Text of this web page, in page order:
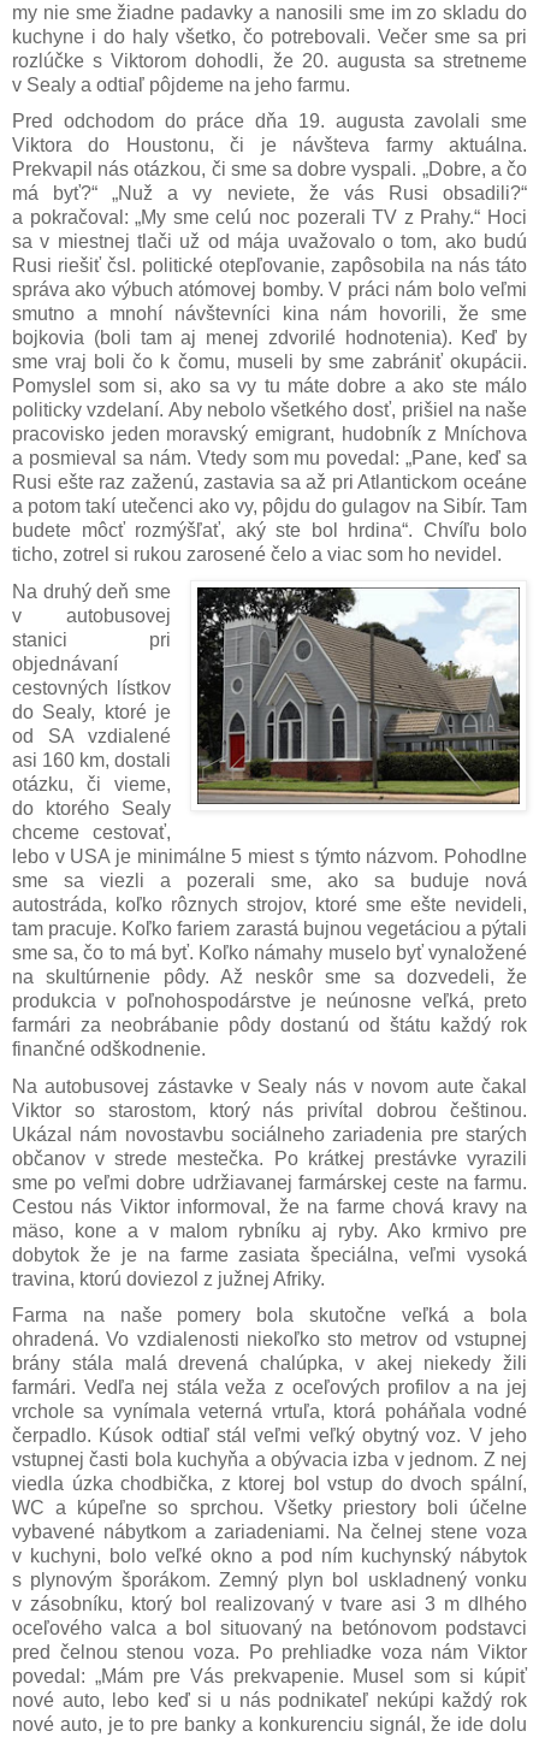
my nie sme žiadne padavky a nanosili sme im zo skladu do
kuchyne i do haly všetko, čo potrebovali. Večer sme sa pri
rozlúčke s Viktorom dohodli, že 20. augusta sa stretneme
v Sealy a odtiaľ pôjdeme na jeho farmu.
Pred odchodom do práce dňa 19. augusta zavolali sme
Viktora do Houstonu, či je návšteva farmy aktuálna.
Prekvapil nás otázkou, či sme sa dobre vyspali. „Dobre, a čo
má byť?“ „Nuž a vy neviete, že vás Rusi obsadili?“
a pokračoval: „My sme celú noc pozerali TV z Prahy.“ Hoci
sa v miestnej tlači už od mája uvažovalo o tom, ako budú
Rusi riešiť čsl. politické otepľovanie, zapôsobila na nás táto
správa ako výbuch atómovej bomby. V práci nám bolo veľmi
smutno a mnohí návštevníci kina nám hovorili, že sme
bojkovia (boli tam aj menej zdvorilé hodnotenia). Keď by
sme vraj boli čo k čomu, museli by sme zabrániť okupácii.
Pomyslel som si, ako sa vy tu máte dobre a ako ste málo
politicky vzdelaní. Aby nebolo všetkého dosť, prišiel na naše
pracovisko jeden moravský emigrant, hudobník z Mníchova
a posmieval sa nám. Vtedy som mu povedal: „Pane, keď sa
Rusi ešte raz zaženú, zastavia sa až pri Atlantickom oceáne
a potom takí utečenci ako vy, pôjdu do gulagov na Sibír. Tam
budete môcť rozmýšľať, aký ste bol hrdina“. Chvíľu bolo
ticho, zotrel si rukou zarosené čelo a viac som ho nevidel.
Na druhý deň sme
v autobusovej
stanici pri
objednávaní
cestovných lístkov
do Sealy, ktoré je
od SA vzdialené
asi 160 km, dostali
otázku, či vieme,
do ktorého Sealy
chceme cestovať,
lebo v USA je minimálne 5 miest s týmto názvom. Pohodlne
sme sa viezli a pozerali sme, ako sa buduje nová
autostráda, koľko rôznych strojov, ktoré sme ešte nevideli,
tam pracuje. Koľko fariem zarastá bujnou vegetáciou a pýtali
sme sa, čo to má byť. Koľko námahy muselo byť vynaložené
na skultúrnenie pôdy. Až neskôr sme sa dozvedeli, že
produkcia v poľnohospodárstve je neúnosne veľká, preto
farmári za neobrábanie pôdy dostanú od štátu každý rok
finančné odškodnenie.
Na autobusovej zástavke v Sealy nás v novom aute čakal
Viktor so starostom, ktorý nás privítal dobrou češtinou.
Ukázal nám novostavbu sociálneho zariadenia pre starých
občanov v strede mestečka. Po krátkej prestávke vyrazili
sme po veľmi dobre udržiavanej farmárskej ceste na farmu.
Cestou nás Viktor informoval, že na farme chová kravy na
mäso, kone a v malom rybníku aj ryby. Ako krmivo pre
dobytok že je na farme zasiata špeciálna, veľmi vysoká
travina, ktorú doviezol z južnej Afriky.
Farma na naše pomery bola skutočne veľká a bola
ohradená. Vo vzdialenosti niekoľko sto metrov od vstupnej
brány stála malá drevená chalúpka, v akej niekedy žili
farmári. Vedľa nej stála veža z oceľových profilov a na jej
vrchole sa vynímala veterná vrtuľa, ktorá poháňala vodné
čerpadlo. Kúsok odtiaľ stál veľmi veľký obytný voz. V jeho
vstupnej časti bola kuchyňa a obývacia izba v jednom. Z nej
viedla úzka chodbička, z ktorej bol vstup do dvoch spální,
WC a kúpeľne so sprchou. Všetky priestory boli účelne
vybavené nábytkom a zariadeniami. Na čelnej stene voza
v kuchyni, bolo veľké okno a pod ním kuchynský nábytok
s plynovým šporákom. Zemný plyn bol uskladnený vonku
v zásobníku, ktorý bol realizovaný v tvare asi 3 m dlhého
oceľového valca a bol situovaný na betónovom podstavci
pred čelnou stenou voza. Po prehliadke voza nám Viktor
povedal: „Mám pre Vás prekvapenie. Musel som si kúpiť
nové auto, lebo keď si u nás podnikateľ nekúpi každý rok
nové auto, je to pre banky a konkurenciu signál, že ide dolu